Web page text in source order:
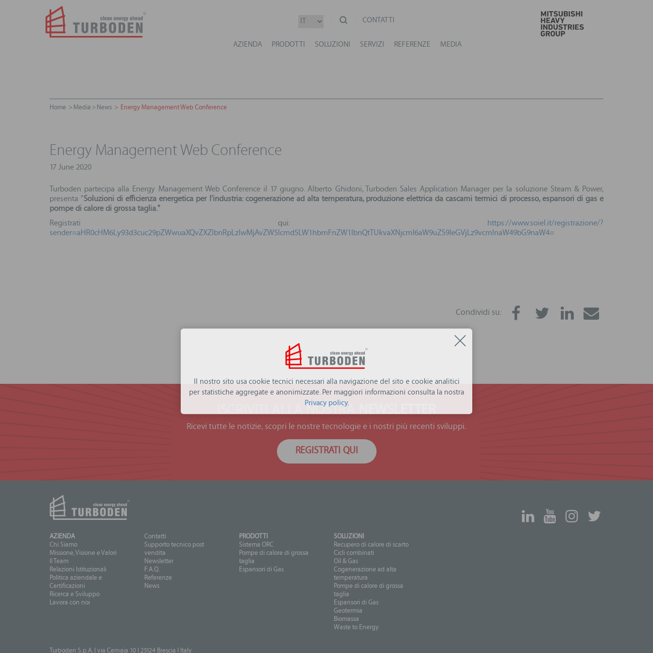
AZIENDA PRODOTTI SOLUZIONI SERVIZI REFERENZE MEDIA
CONTATTI
Home Media News Energy Management Web Conference
Energy Management Web Conference
17 June 2020
Turboden partecipa alla Energy Management Web Conference il 17 giugno. Alberto Ghidoni, Turboden Sales Application Manager per la soluzione Steam & Power,
presenta "Soluzioni di efficienza energetica per l’industria: cogenerazione ad alta temperatura, produzione elettrica da cascami termici di processo, espansori di gas e
pompe di calore di grossa taglia."
Registrati qui: https://www.soiel.it/registrazione/?
sender=aHR0cHM6Ly93d3cuc29pZWwuaXQvZXZlbnRpLzIwMjAvZW5lcmd5LW1hbmFnZW1lbnQtTUkvaXNjcml6aW9uZS9leGVjLz9vcmlnaW49bG9naW4=
Condividi su:
ISCRIVITI ALLA NOSTRANEWSLETTER
Ricevi tutte le notizie, scopri le nostre tecnologie e i nostri più recenti sviluppi.
REGISTRATI QUI
AZIENDA
Chi Siamo
Missione, Visione e Valori
Il Team
Relazioni Istituzionali
Politica aziendale e
Certificazioni
Ricerca e Sviluppo
Lavora con noi
Contatti
Supporto tecnico post
vendita
Newsletter
F.A.Q.
Referenze
News
PRODOTTI
Sistema ORC
Pompe di calore di grossa
taglia
Espansori di Gas
SOLUZIONI
Recupero di calore di scarto
Cicli combinati
Oil & Gas
Cogenerazione ad alta
temperatura
Pompe di calore di grossa
taglia
Espansori di Gas
Geotermia
Biomassa
Waste to Energy
Il nostro sito usa cookie tecnici necessari alla navigazione del sito e cookie analitici
per statistiche aggregate e anonimizzate. Per maggiori informazioni consulta la nostra
Privacy policy.